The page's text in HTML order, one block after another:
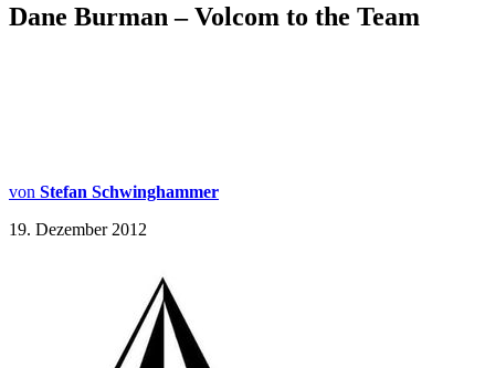
Dane Burman – Volcom to the Team
von Stefan Schwinghammer
19. Dezember 2012